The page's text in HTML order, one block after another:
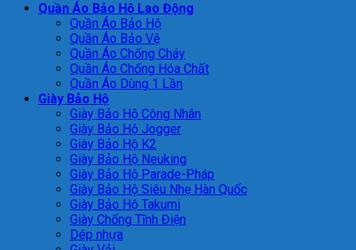
Quần Áo Bảo Hộ Lao Động
Quần Áo Bảo Hộ
Quần Áo Bảo Vệ
Quần Áo Chống Cháy
Quần Áo Chống Hóa Chất
Quần Áo Dùng 1 Lần
Giày Bảo Hộ
Giày Bảo Hộ Công Nhân
Giày Bảo Hộ Jogger
Giày Bảo Hộ K2
Giày Bảo Hộ Neuking
Giày Bảo Hộ Parade-Pháp
Giày Bảo Hộ Siêu Nhẹ Hàn Quốc
Giày Bảo Hộ Takumi
Giày Chống Tĩnh Điện
Dép nhựa